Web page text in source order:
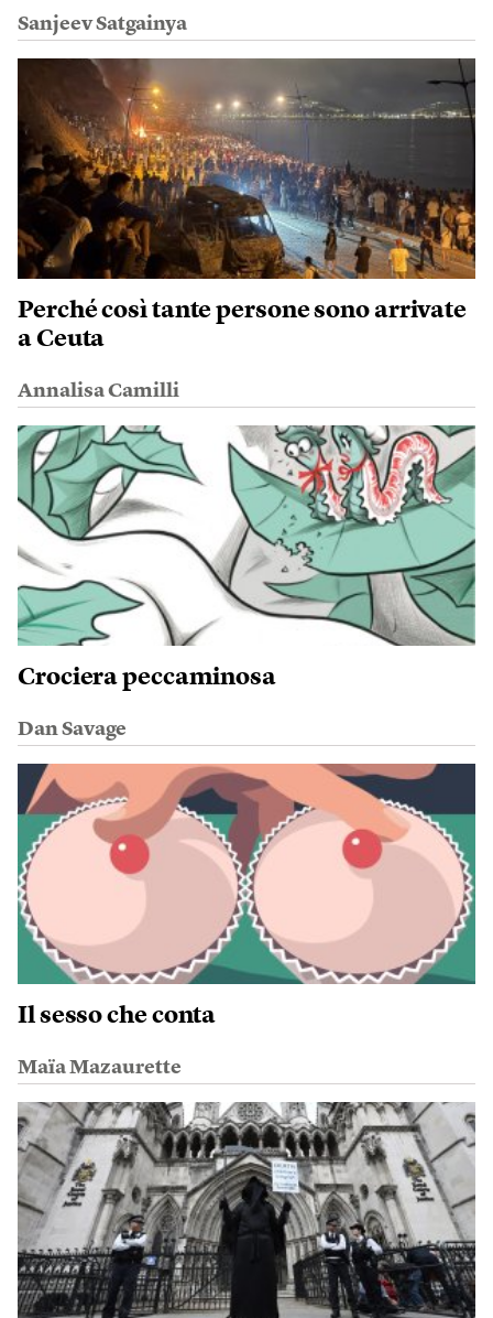
Sanjeev Satgainya
Perché così tante persone sono arrivate
a Ceuta
Annalisa Camilli
Crociera peccaminosa
Dan Savage
Il sesso che conta
Maïa Mazaurette